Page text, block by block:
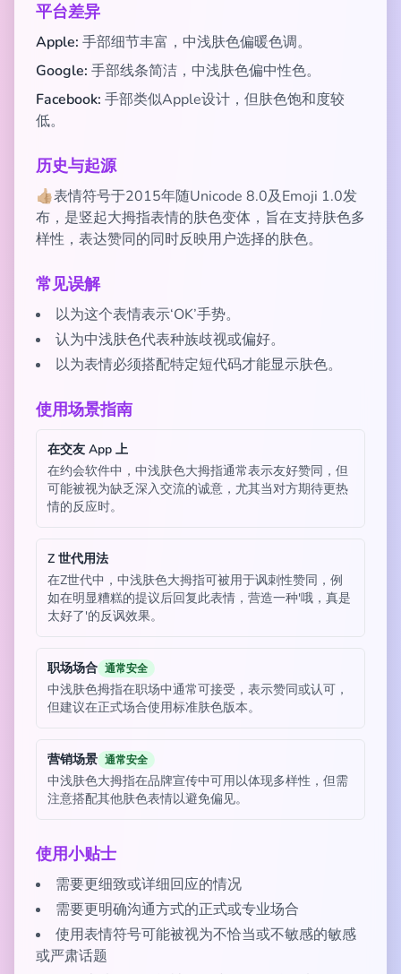
平台差异
Apple: 手部细节丰富，中浅肤色偏暖色调。
Google: 手部线条简洁，中浅肤色偏中性色。
Facebook: 手部类似Apple设计，但肤色饱和度较
低。
历史与起源
👍🏼表情符号于2015年随Unicode 8.0及Emoji 1.0发
布，是竖起大拇指表情的肤色变体，旨在支持肤色多
样性，表达赞同的同时反映用户选择的肤色。
常见误解
以为这个表情表示‘OK’手势。
认为中浅肤色代表种族歧视或偏好。
以为表情必须搭配特定短代码才能显示肤色。
使用场景指南
在交友 App 上
在约会软件中，中浅肤色大拇指通常表示友好赞同，但
可能被视为缺乏深入交流的诚意，尤其当对方期待更热
情的反应时。
Z 世代用法
在Z世代中，中浅肤色大拇指可被用于讽刺性赞同，例
如在明显糟糕的提议后回复此表情，营造一种'哦，真是
太好了'的反讽效果。
职场场合 通常安全
中浅肤色拇指在职场中通常可接受，表示赞同或认可，
但建议在正式场合使用标准肤色版本。
营销场景 通常安全
中浅肤色大拇指在品牌宣传中可用以体现多样性，但需
注意搭配其他肤色表情以避免偏见。
使用小贴士
需要更细致或详细回应的情况
需要更明确沟通方式的正式或专业场合
使用表情符号可能被视为不恰当或不敏感的敏感
或严肃话题